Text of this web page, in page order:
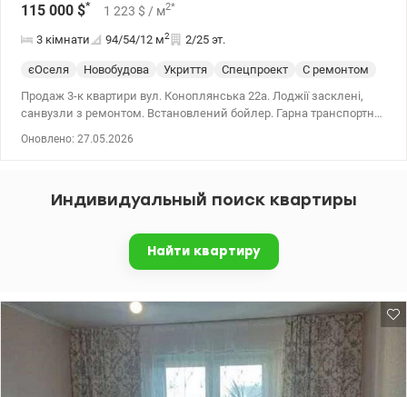
115 000 $* 1 223 $ / м2*
3 кімнати 94/54/12 м2 2/25 эт.
єОселя Новобудова Укриття Спецпроект
С ремонтом
Продаж 3-к квартири вул. Коноплянська 22а. Лоджії засклені,
санвузли з ремонтом. Встановлений бойлер. Гарна транспортна
Оновлено: 27.05.2026
Индивидуальный поиск квартиры
Найти квартиру